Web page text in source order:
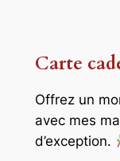
Carte
Offrez un
avec mes
d’exception.